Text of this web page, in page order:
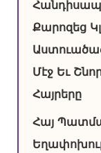
Քարոզեց
Մէջ Եւ
Հայրերը
Հայ